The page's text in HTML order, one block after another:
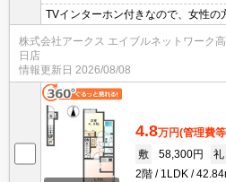
TVインターホン付きなので、女性の
の物件なので、外干しできないとき
にしなくて済みます。浴室に追い焚
いお風呂に入れます。こちらは駐輪
れていてキッチン回りを綺麗に保ち
付いています。
株式会社アークス エイブルネットワーク
日店
情報更新日 2026/08/08
4.8万円(管理費
敷
58,300円 礼
2階
1LDK